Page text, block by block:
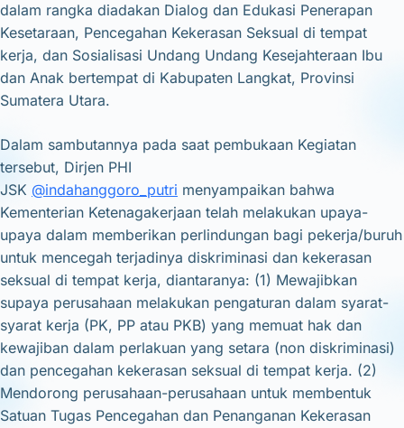
dalam rangka diadakan Dialog dan Edukasi Penerapan
Kesetaraan, Pencegahan Kekerasan Seksual di tempat
kerja, dan Sosialisasi Undang Undang Kesejahteraan Ibu
dan Anak bertempat di Kabupaten Langkat, Provinsi
Sumatera Utara.
Dalam sambutannya pada saat pembukaan Kegiatan
tersebut, Dirjen PHI
JSK @indahanggoro_putri menyampaikan bahwa
Kementerian Ketenagakerjaan telah melakukan upaya-
upaya dalam memberikan perlindungan bagi pekerja/buruh
untuk mencegah terjadinya diskriminasi dan kekerasan
seksual di tempat kerja, diantaranya: (1) Mewajibkan
supaya perusahaan melakukan pengaturan dalam syarat-
syarat kerja (PK, PP atau PKB) yang memuat hak dan
kewajiban dalam perlakuan yang setara (non diskriminasi)
dan pencegahan kekerasan seksual di tempat kerja. (2)
Mendorong perusahaan-perusahaan untuk membentuk
Satuan Tugas Pencegahan dan Penanganan Kekerasan